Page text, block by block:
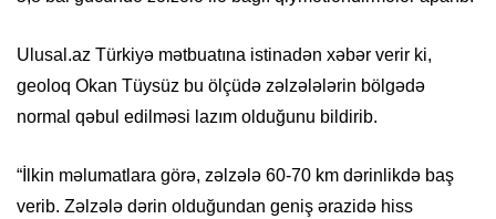
Ulusal.az Türkiyə mətbuatına istinadən xəbər verir ki,
geoloq Okan Tüysüz bu ölçüdə zəlzələlərin bölgədə
normal qəbul edilməsi lazım olduğunu bildirib.
“İlkin məlumatlara görə, zəlzələ 60-70 km dərinlikdə baş
verib. Zəlzələ dərin olduğundan geniş ərazidə hiss